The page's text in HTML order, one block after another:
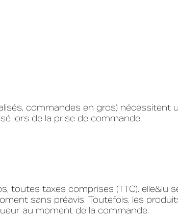
commandes en gros) nécessitent
lors de la prise de commande.
toutes taxes comprises (TTC). elle&lu
sans préavis. Toutefois, les
au moment de la commande.